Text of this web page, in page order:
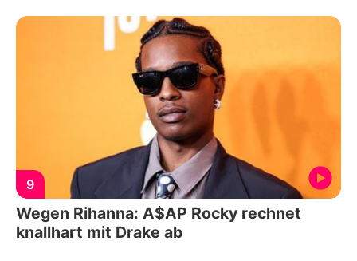
9
Wegen Rihanna: A$AP Rocky rechnet
knallhart mit Drake ab